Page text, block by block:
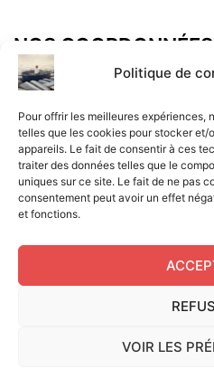
Politique de
Pour offrir les meilleures expériences,
telles que les cookies pour stocker et/
appareils. Le fait de consentir à ces
traiter des données telles que le
uniques sur ce site. Le fait de ne pas
consentement peut avoir un effet
et fonctions.
VOIR LES
NOS COORDONNÉES
Adresse postal :
ALCF
34 Rue René Brunen
33950 LEGE CAP-FERRET
Mail :
contact@aperitif-litteraire-
Edité par L'Apéritif Littéraire